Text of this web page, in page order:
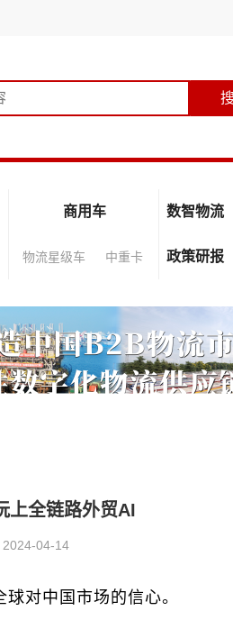
商用车 数智物流
物流星级车 中重卡 政策研报
上全链路外贸AI
04-14
对中国市场的信心。